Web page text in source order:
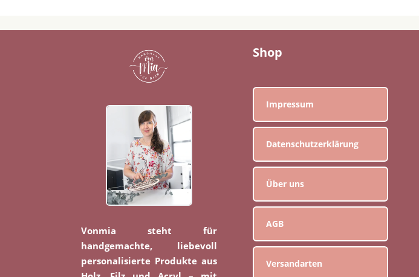
Vonmia steht für
handgemachte, liebevoll
personalisierte Produkte aus
Shop
Impressum
Datenschutzerklärung
Über uns
AGB
Versandarten